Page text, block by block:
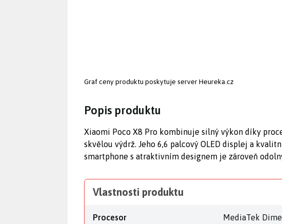
Graf ceny produktu poskytuje server Heureka.cz
Popis produktu
Xiaomi Poco X8 Pro kombinuje silný výkon díky
skvělou výdrž. Jeho 6,6 palcový OLED displej a
smartphone s atraktivním designem je zároveň
Vlastnosti produktu
Procesor
MediaTek